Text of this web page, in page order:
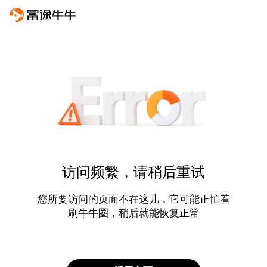
访问频繁，请稍后重试
您所要访问的页面不在这儿，它可能正忙着
刷牛牛圈，稍后就能恢复正常